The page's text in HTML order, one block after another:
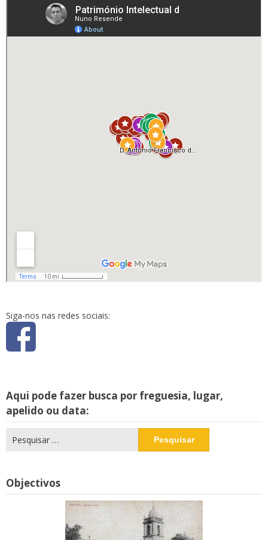
Siga-nos nas redes sociais:
Aqui pode fazer busca por freguesia, lugar,
apelido ou data:
por:
Objectivos